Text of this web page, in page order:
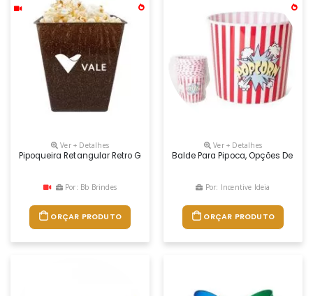
Ver + Detalhes
Pipoqueira Retangular Retro Green 2,6l Com Design Retrô . Feito Com
Por: Bb Brindes
ORÇAR PRODUTO
Ver + Detalhes
Balde Para Pipoca, Opções De
Por: Incentive Ideia
ORÇAR PRODUTO